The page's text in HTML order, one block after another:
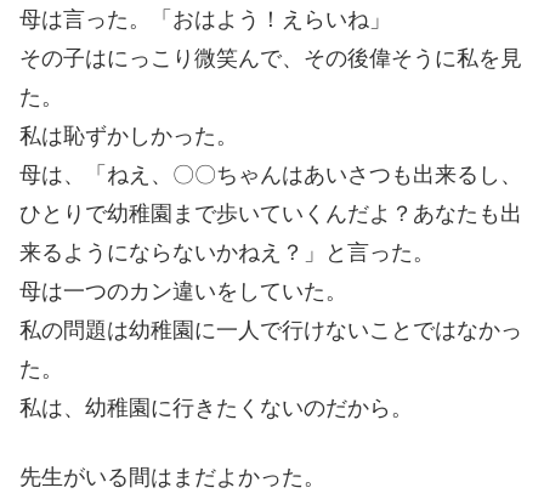
母は言った。「おはよう！えらいね」
その子はにっこり微笑んで、その後偉そうに私を見
た。
私は恥ずかしかった。
母は、「ねえ、〇〇ちゃんはあいさつも出来るし、
ひとりで幼稚園まで歩いていくんだよ？あなたも出
来るようにならないかねえ？」と言った。
母は一つのカン違いをしていた。
私の問題は幼稚園に一人で行けないことではなかっ
た。
私は、幼稚園に行きたくないのだから。
先生がいる間はまだよかった。